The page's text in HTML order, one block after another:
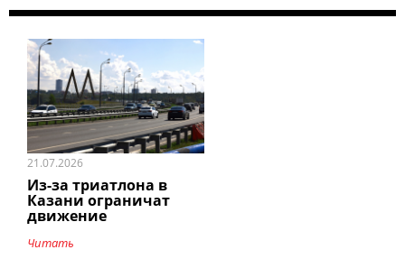
21.07.2026
Из-за триатлона в
Казани ограничат
движение
Читать